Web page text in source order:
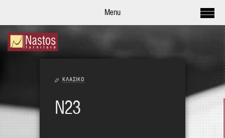
Menu
ΚΛΑΣΙΚΟ
N23